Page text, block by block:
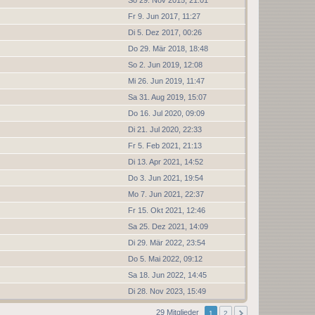
Fr 9. Jun 2017, 11:27
Di 5. Dez 2017, 00:26
Do 29. Mär 2018, 18:48
So 2. Jun 2019, 12:08
Mi 26. Jun 2019, 11:47
Sa 31. Aug 2019, 15:07
Do 16. Jul 2020, 09:09
Di 21. Jul 2020, 22:33
Fr 5. Feb 2021, 21:13
Di 13. Apr 2021, 14:52
Do 3. Jun 2021, 19:54
Mo 7. Jun 2021, 22:37
Fr 15. Okt 2021, 12:46
Sa 25. Dez 2021, 14:09
Di 29. Mär 2022, 23:54
Do 5. Mai 2022, 09:12
Sa 18. Jun 2022, 14:45
Di 28. Nov 2023, 15:49
29 Mitglieder 1 2